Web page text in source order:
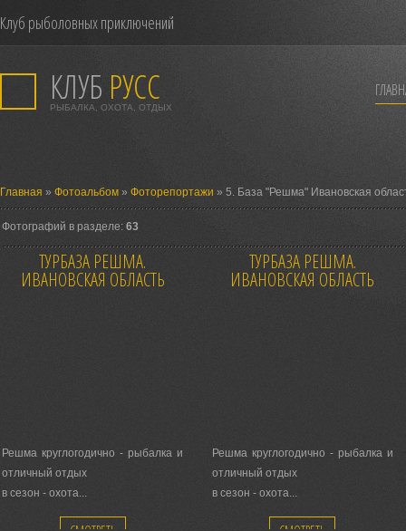
Клуб рыболовных приключений
КЛУБ РУСС
РЫБАЛКА, ОХОТА, ОТДЫХ
Главная » Фотоальбом » Фоторепортажи » 5. База "Решма" Ивановская
Фотографий в разделе: 63
ТУРБАЗА РЕШМА.
ИВАНОВСКАЯ ОБЛАСТЬ
Решма круглогодично - рыбалка и
отличный отдых
в сезон - охота...
ТУРБАЗА РЕШМА.
ИВАНОВСКАЯ ОБЛАСТЬ
Решма круглогодично - рыбалка и
отличный отдых
в сезон - охота...